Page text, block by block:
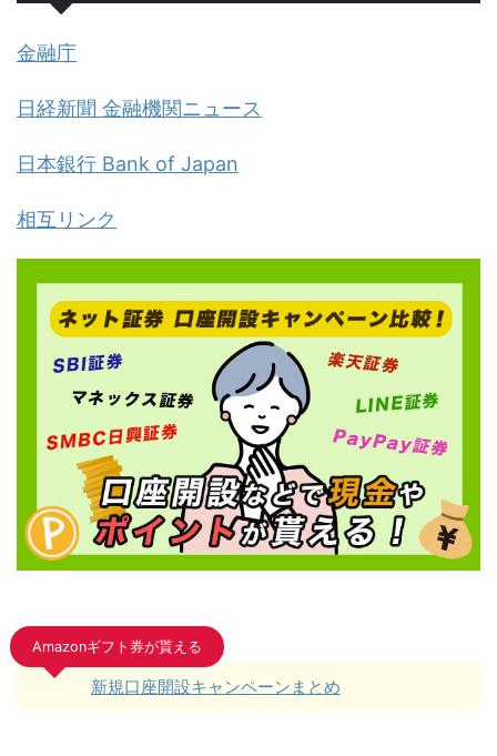
金融庁
日経新聞 金融機関ニュース
日本銀行 Bank of Japan
相互リンク
Amazonギフト券が貰える
新規口座開設キャンペーンまとめ